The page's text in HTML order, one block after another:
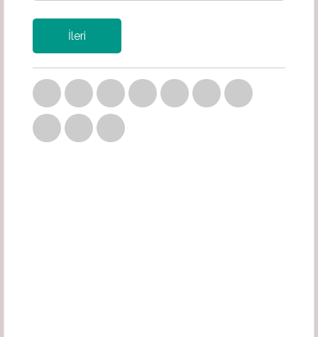
İleri